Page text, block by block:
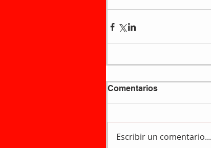
Comentarios
Escribir un comentario...